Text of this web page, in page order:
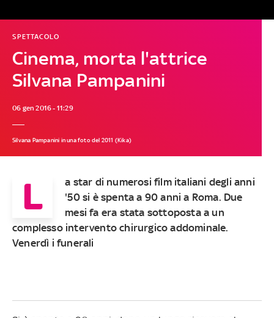
Cinema, morta l'attrice
Silvana Pampanini
SPETTACOLO
06 gen 2016 - 11:29
Silvana Pampanini in una foto del 2011 (Kika)
L
a star di numerosi film italiani degli anni
'50 si è spenta a 90 anni a Roma. Due
mesi fa era stata sottoposta a un
complesso intervento chirurgico addominale.
Venerdì i funerali